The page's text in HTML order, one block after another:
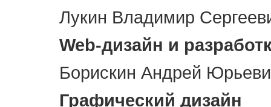
Лукин Владимир
Web-дизайн и
Борискин Андрей
Графический дизайн